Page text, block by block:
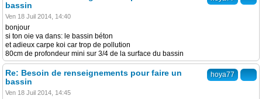
bassin
Ven 18 Juil 2014, 14:40
bonjour
si ton oie va dans: le bassin béton
et adieux carpe koi car trop de pollution
80cm de profondeur mini sur 3/4 de la surface du bassin
hoya77
Re: Besoin de renseignements pour faire un
bassin
Ven 18 Juil 2014, 14:45